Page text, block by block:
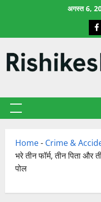
अगस्त 6,
प्राथमिक
Home- Crime &
भरे तीन फॉर्म, तीन पिता
पोल